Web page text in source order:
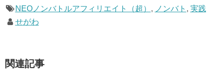
NEOノンバトルアフィリエイト（超） , ノンバト , 実践
せがわ
関連記事